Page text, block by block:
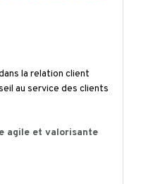
la relation client
au service des clients
agile et valorisante